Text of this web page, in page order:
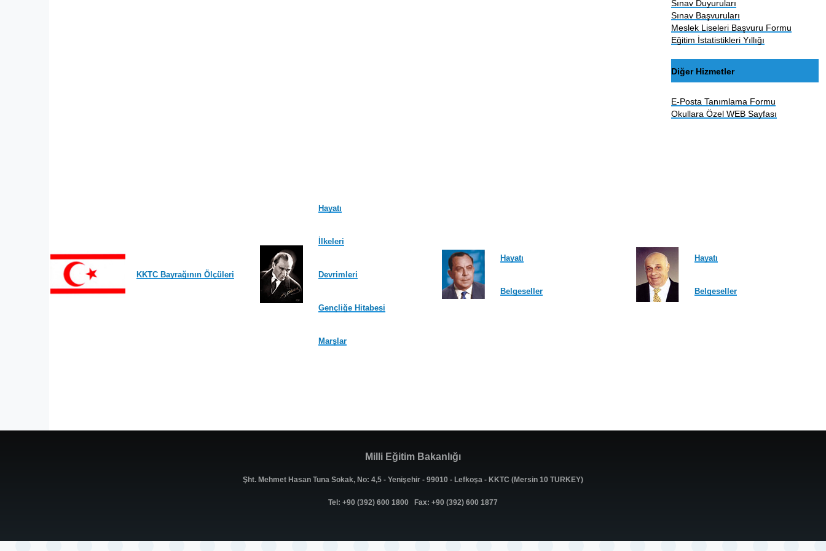
Sınav Duyuruları
Sınav Başvuruları
Meslek Liseleri Başvuru Formu
Eğitim İstatistikleri Yıllığı
Diğer Hizmetler
E-Posta Tanımlama Formu
Okullara Özel WEB Sayfası
KKTC Bayrağının Ölçüleri
Hayatı
İlkeleri
Devrimleri
Gençliğe Hitabesi
Marşlar
Hayatı
Belgeseller
Hayatı
Belgeseller
Milli Eğitim Bakanlığı
Şht. Mehmet Hasan Tuna Sokak, No: 4,5 - Yenişehir - 99010 - Lefkoşa - KKTC (Mersin 10 TURKEY)
Tel: +90 (392) 600 1800 Fax: +90 (392) 600 1877